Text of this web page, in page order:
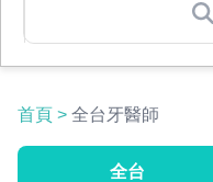
首頁 > 全台牙醫師
全台